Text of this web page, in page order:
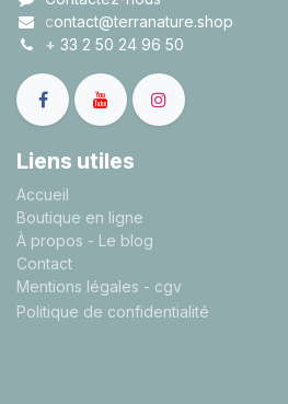
contact@terranature.shop
+ 33 2 50 24 96 50
Liens utiles
Accueil
Boutique en ligne
À propos - Le blog
Contact
Mentions légales - cgv
Politique de confidentialité